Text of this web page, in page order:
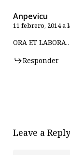
Anpevicu
11 febrero, 2014 a
ORA ET
Responder
Leave a Reply